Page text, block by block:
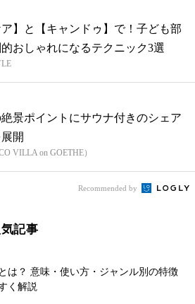
ア】と【キャンドゥ】で！子ども部
おしゃれになるテクニック3選
景ポイントにサウナ付きのシェア
開
VILLA on GOETHE）
Recommended by
記事
は？ 意味・使い方・ジャンル別の特徴
く解説